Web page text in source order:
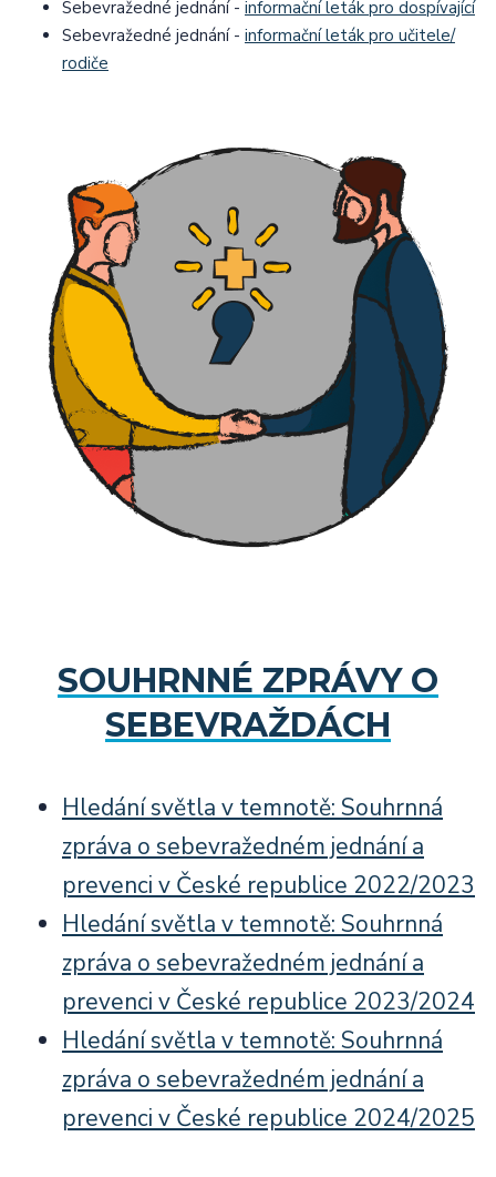
Sebevražedné jednání - informační leták pro dospívající
Sebevražedné jednání - informační leták pro učitele/
rodiče
SOUHRNNÉ ZPRÁVY O
SEBEVRAŽDÁCH
Hledání světla v temnotě: Souhrnná
zpráva o sebevražedném jednání a
prevenci v České republice 2022/2023
Hledání světla v temnotě: Souhrnná
zpráva o sebevražedném jednání a
prevenci v České republice 2023/2024
Hledání světla v temnotě: Souhrnná
zpráva o sebevražedném jednání a
prevenci v České republice 2024/2025